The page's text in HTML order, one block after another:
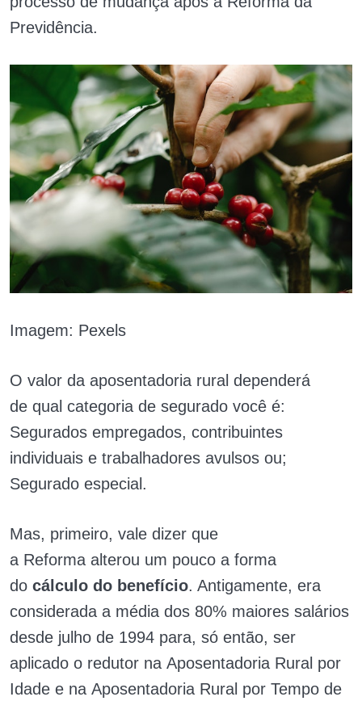
Previdência.
Imagem: Pexels
O valor da aposentadoria rural dependerá
de qual categoria de segurado você é:
Segurados empregados, contribuintes
individuais e trabalhadores avulsos ou;
Segurado especial.
Mas, primeiro, vale dizer que
a Reforma alterou um pouco a forma
do cálculo do benefício. Antigamente, era
considerada a média dos 80% maiores salários
desde julho de 1994 para, só então, ser
aplicado o redutor na Aposentadoria Rural por
Idade e na Aposentadoria Rural por Tempo de